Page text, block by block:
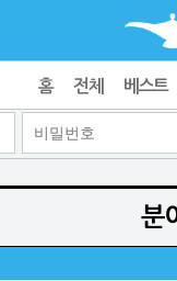
홈 전체 베스트
분